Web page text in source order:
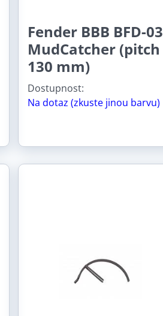
Fender BBB BFD-03
MudCatcher (pitch
130 mm)
Dostupnost:
Na dotaz (zkuste jinou barvu)